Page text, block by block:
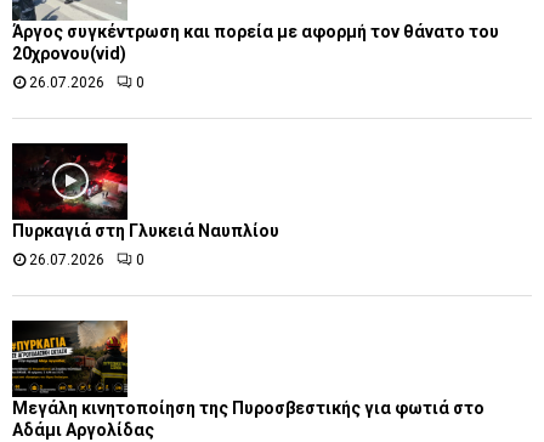
Άργος συγκέντρωση και πορεία με αφορμή τον θάνατο του
20χρονου(vid)
26.07.2026 0
Πυρκαγιά στη Γλυκειά Ναυπλίου
26.07.2026 0
Μεγάλη κινητοποίηση της Πυροσβεστικής για φωτιά στο
Αδάμι Αργολίδας